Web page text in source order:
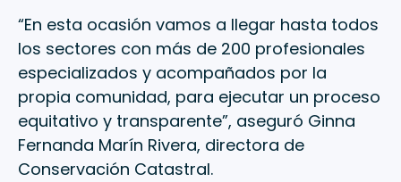
“En esta ocasión vamos a llegar hasta todos
los sectores con más de 200 profesionales
especializados y acompañados por la
propia comunidad, para ejecutar un proceso
equitativo y transparente”, aseguró Ginna
Fernanda Marín Rivera, directora de
Conservación Catastral.